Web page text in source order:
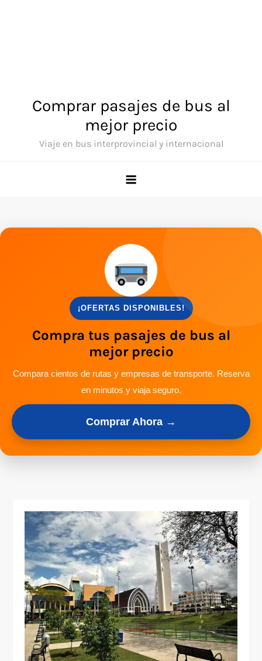
Comprar pasajes de bus al
mejor precio
Viaje en bus interprovincial y internacional
¡OFERTAS DISPONIBLES!
Compra tus pasajes de bus al
mejor precio
Compara cientos de rutas y empresas de transporte. Reserva
en minutos y viaja seguro.
Comprar Ahora →